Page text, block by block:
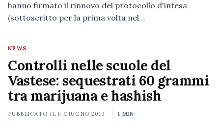
hanno firmato il rinnovo del protocollo d'intesa
(sottoscritto per la prima volta nel…
NEWS
Controlli nelle scuole del
Vastese: sequestrati 60 grammi
tra marijuana e hashish
PUBBLICATO IL 6 GIUGNO 2019 1 MIN